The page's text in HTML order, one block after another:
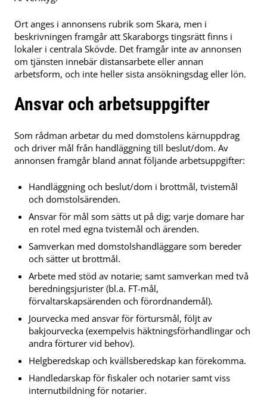
Ort anges i annonsens rubrik som Skara, men i
beskrivningen framgår att Skaraborgs tingsrätt finns i
lokaler i centrala Skövde. Det framgår inte av annonsen
om tjänsten innebär distansarbete eller annan
arbetsform, och inte heller sista ansökningsdag eller lön.
Ansvar och arbetsuppgifter
Som rådman arbetar du med domstolens kärnuppdrag
och driver mål från handläggning till beslut/dom. Av
annonsen framgår bland annat följande arbetsuppgifter:
Handläggning och beslut/dom i brottmål, tvistemål
och domstolsärenden.
Ansvar för mål som sätts ut på dig; varje domare har
en rotel med egna tvistemål och ärenden.
Samverkan med domstolshandläggare som bereder
och sätter ut brottmål.
Arbete med stöd av notarie; samt samverkan med två
beredningsjurister (bl.a. FT-mål,
förvaltarskapsärenden och förordnandemål).
Jourvecka med ansvar för förtursmål, följt av
bakjourvecka (exempelvis häktningsförhandlingar och
andra förturer vid behov).
Helgberedskap och kvällsberedskap kan förekomma.
Handledarskap för fiskaler och notarier samt viss
internutbildning för notarier.